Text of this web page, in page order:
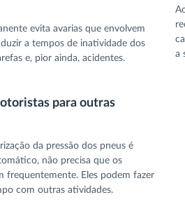
evita avarias que envolvem
a tempos de inatividade dos
e, pior ainda, acidentes.
a
para outras
da pressão dos pneus é
não precisa que os
frequentemente. Eles podem fazer
com outras atividades.